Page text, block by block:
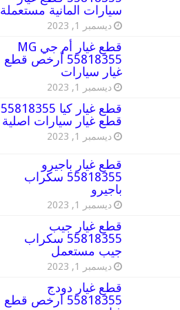
سيارات المانية مستعملة
ديسمبر 1, 2023
قطع غيار أم جي MG
55818355 أرخص قطع
غيار سيارات
ديسمبر 1, 2023
قطع غيار كيا 55818355
قطع غيار سيارات اصلية
ديسمبر 1, 2023
قطع غيار باجيرو
55818355 سكراب
باجيرو
ديسمبر 1, 2023
قطع غيار جيب
55818355 سكراب
جيب مستعمل
ديسمبر 1, 2023
قطع غيار دودج
55818355 ارخص قطع